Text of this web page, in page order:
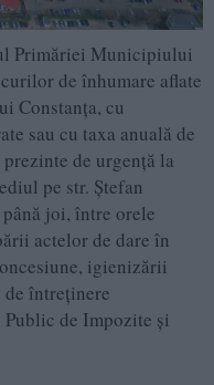
Primăriei Municipiului
de înhumare aflate
Constanța, cu
sau cu taxa anuală de
de urgență la
pe str. Ştefan
joi, între orele
actelor de dare în
igienizării
întreținere
de Impozite și